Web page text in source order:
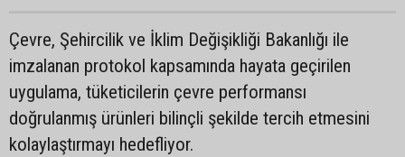
Çevre, Şehircilik ve İklim Değişikliği Bakanlığı ile
imzalanan protokol kapsamında hayata geçirilen
uygulama, tüketicilerin çevre performansı
doğrulanmış ürünleri bilinçli şekilde tercih etmesini
kolaylaştırmayı hedefliyor.